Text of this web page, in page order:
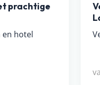
prachtige
en hotel